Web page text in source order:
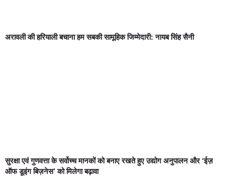
अरावली की हरियाली बचाना हम सबकी सामूहिक जिम्मेदारी: नायब सिंह सैनी
सुरक्षा एवं गुणवत्ता के सर्वोच्च मानकों को बनाए रखते हुए उद्योग अनुपालन और ‘ईज़
ऑफ डूइंग बिज़नेस’ को मिलेगा बढ़ावा